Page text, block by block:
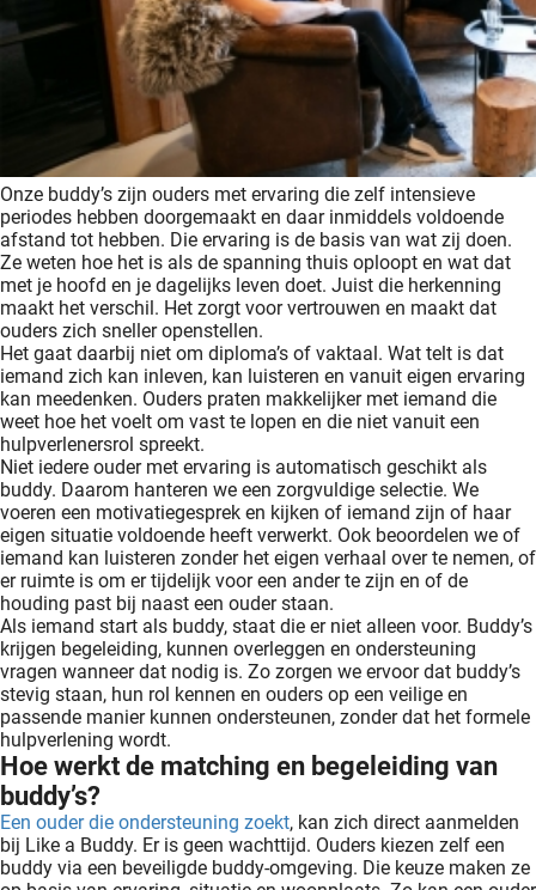
Onze buddy’s zijn ouders met ervaring die zelf intensieve
periodes hebben doorgemaakt en daar inmiddels voldoende
afstand tot hebben. Die ervaring is de basis van wat zij doen.
Ze weten hoe het is als de spanning thuis oploopt en wat dat
met je hoofd en je dagelijks leven doet. Juist die herkenning
maakt het verschil. Het zorgt voor vertrouwen en maakt dat
ouders zich sneller openstellen.
Het gaat daarbij niet om diploma’s of vaktaal. Wat telt is dat
iemand zich kan inleven, kan luisteren en vanuit eigen ervaring
kan meedenken. Ouders praten makkelijker met iemand die
weet hoe het voelt om vast te lopen en die niet vanuit een
hulpverlenersrol spreekt.
Niet iedere ouder met ervaring is automatisch geschikt als
buddy. Daarom hanteren we een zorgvuldige selectie. We
voeren een motivatiegesprek en kijken of iemand zijn of haar
eigen situatie voldoende heeft verwerkt. Ook beoordelen we of
iemand kan luisteren zonder het eigen verhaal over te nemen, of
er ruimte is om er tijdelijk voor een ander te zijn en of de
houding past bij naast een ouder staan.
Als iemand start als buddy, staat die er niet alleen voor. Buddy’s
krijgen begeleiding, kunnen overleggen en ondersteuning
vragen wanneer dat nodig is. Zo zorgen we ervoor dat buddy’s
stevig staan, hun rol kennen en ouders op een veilige en
passende manier kunnen ondersteunen, zonder dat het formele
hulpverlening wordt.
Hoe werkt de matching en begeleiding van
buddy’s?
Een ouder die ondersteuning zoekt, kan zich direct aanmelden
bij Like a Buddy. Er is geen wachttijd. Ouders kiezen zelf een
buddy via een beveiligde buddy-omgeving. Die keuze maken ze